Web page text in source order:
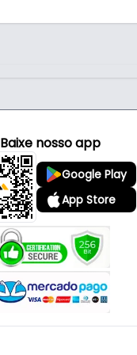
Baixe nosso app
Google Play
App Store